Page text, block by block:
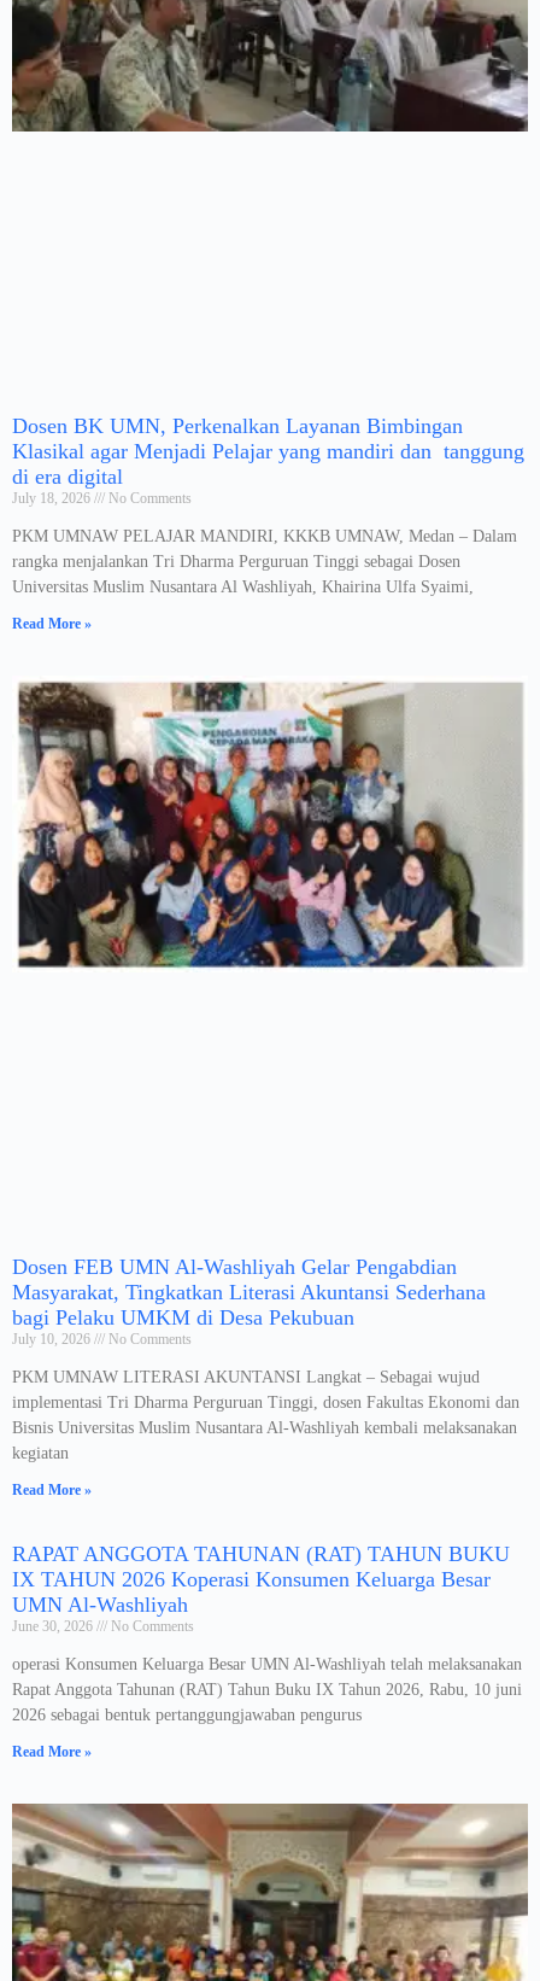
Dosen BK UMN, Perkenalkan Layanan Bimbingan
Klasikal agar Menjadi Pelajar yang mandiri dan tanggung
di era digital
July 18, 2026 No Comments
PKM UMNAW PELAJAR MANDIRI, KKKB UMNAW, Medan – Dalam
rangka menjalankan Tri Dharma Perguruan Tinggi sebagai Dosen
Universitas Muslim Nusantara Al Washliyah, Khairina Ulfa Syaimi,
Read More »
Dosen FEB UMN Al-Washliyah Gelar Pengabdian
Masyarakat, Tingkatkan Literasi Akuntansi Sederhana
bagi Pelaku UMKM di Desa Pekubuan
July 10, 2026 No Comments
PKM UMNAW LITERASI AKUNTANSI Langkat – Sebagai wujud
implementasi Tri Dharma Perguruan Tinggi, dosen Fakultas Ekonomi dan
Bisnis Universitas Muslim Nusantara Al-Washliyah kembali melaksanakan
kegiatan
Read More »
RAPAT ANGGOTA TAHUNAN (RAT) TAHUN BUKU
IX TAHUN 2026 Koperasi Konsumen Keluarga Besar
UMN Al-Washliyah
June 30, 2026 No Comments
operasi Konsumen Keluarga Besar UMN Al-Washliyah telah melaksanakan
Rapat Anggota Tahunan (RAT) Tahun Buku IX Tahun 2026, Rabu, 10 juni
2026 sebagai bentuk pertanggungjawaban pengurus
Read More »